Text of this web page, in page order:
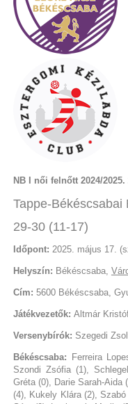
NB I női felnőtt 2024/
Tappe-Békéscsabai
29-30 (11-17)
Időpont: 2025. május 17.
Helyszín: Békéscsaba,
Cím: 5600 Békéscsaba,
Játékvezetők: Altmár
Versenybírók: Szegedi
Békéscsaba:
Ferreira
Szondi Zsófia (1),
Gréta (0), Darie Sarah-
(4), Kukely Klára (2),